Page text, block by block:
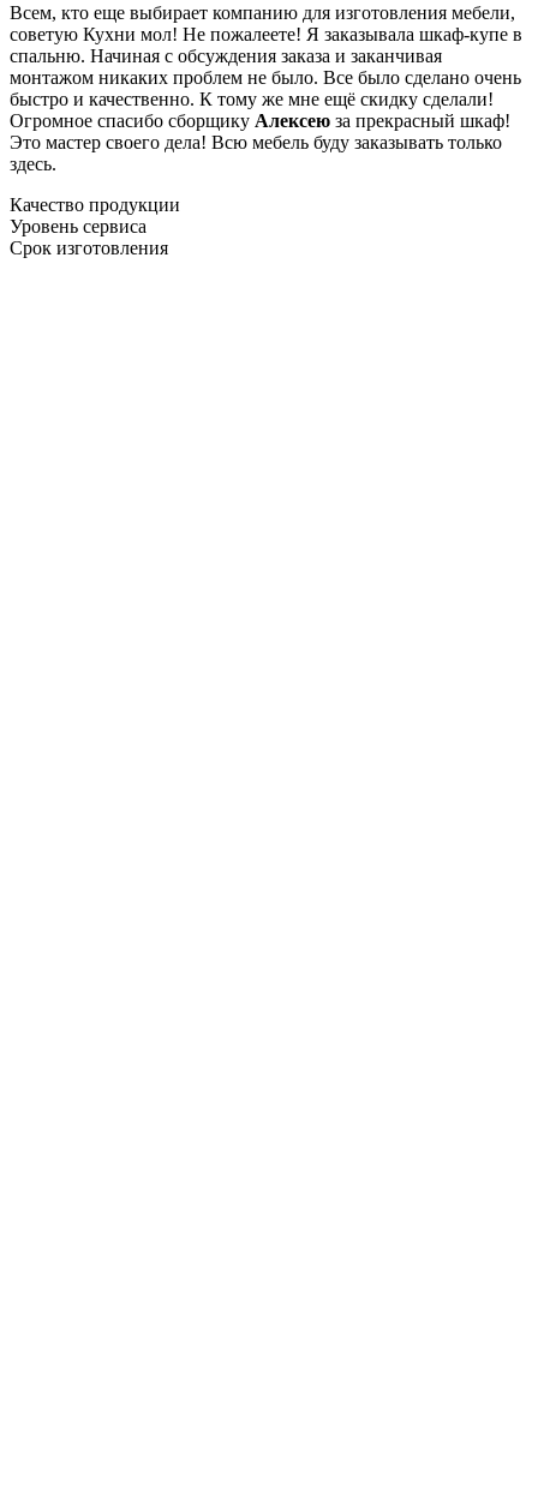
Всем, кто еще выбирает компанию для изготовления мебели,
советую Кухни мол! Не пожалеете! Я заказывала шкаф-купе в
спальню. Начиная с обсуждения заказа и заканчивая
монтажом никаких проблем не было. Все было сделано очень
быстро и качественно. К тому же мне ещё скидку сделали!
Огромное спасибо сборщику Алексею за прекрасный шкаф!
Это мастер своего дела! Всю мебель буду заказывать только
здесь.
Качество продукции
Уровень сервиса
Срок изготовления